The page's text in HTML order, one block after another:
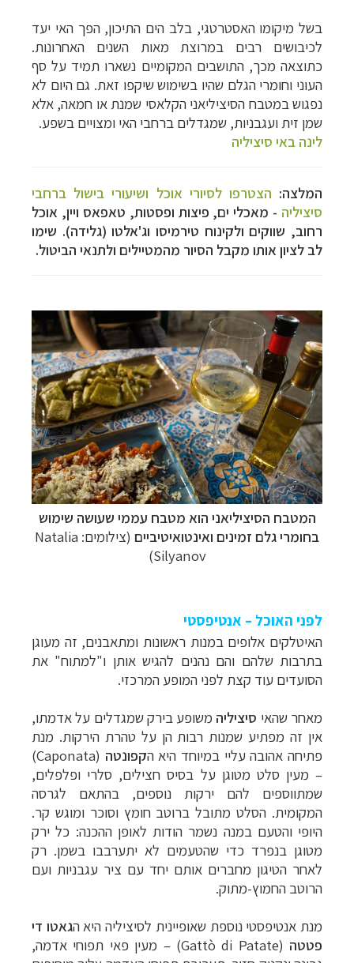
בשל מיקומו האסטרטגי, בלב הים התיכון, הפך האי יעד
לכיבושים רבים במרוצת מאות השנים האחרונות.
כתוצאה מכך, התושבים המקומיים נשארו תמיד על סף
העוני וחומרי הגלם שהיו בשימוש שיקפו זאת. גם היום לא
נפגוש במטבח הסיציליאני הקלאסי שמנת או חמאה, אלא
שמן זית ועגבניות, שמגדלים ברחבי האי ומצויים בשפע.
לינה באי סיציליה
המלצה: הצטרפו לסיורי אוכל ושיעורי בישול ברחבי
סיציליה - מאכלי ים, פיצות ופסטות, טאפאס ויין, אוכל
רחוב, שווקים ולקינוח טירמיסו וג'אלטו (גלידה). שימו
לב לציון אותו מקבל הסיור מהמטיילים ולתנאי הביטול.
המטבח הסיציליאני הוא מטבח עממי שעושה שימוש
בחומרי גלם זמינים ואינטואיטיביים
(צילומים: Natalia
Silyanov)
לפני האוכל – אנטיפסטי
האיטלקים אלופים במנות ראשונות ומתאבנים, זה מעוגן
בתרבות שלהם והם נהנים להגיש אותן ו"למתוח" את
הסועדים עוד קצת לפני המופע המרכזי.
מאחר שהאי סיציליה משופע בירק שמגדלים על אדמתו,
אין זה מפתיע שמנות רבות הן על טהרת הירקות. מנת
פתיחה אהובה עליי במיוחד היא הקפונטה (
Caponata
)
– מעין סלט מטוגן על בסיס חצילים, סלרי ופלפלים,
שמתווספים להם ירקות נוספים, בהתאם לגרסה
המקומית. הסלט מתובל ברוטב חומץ וסוכר ומוגש קר.
היופי והטעם במנה נשמר הודות לאופן ההכנה: כל ירק
מטוגן בנפרד כדי שהטעמים לא יתערבבו בשמן. רק
לאחר הטיגון מחברים אותם יחד עם ציר עגבניות ועם
הרוטב החמוץ-מתוק.
מנת אנטיפסטי נוספת שאופיינית לסיציליה היא הגאטו די
פטטה (
Gattò di Patate) – מעין פאי תפוחי אדמה,